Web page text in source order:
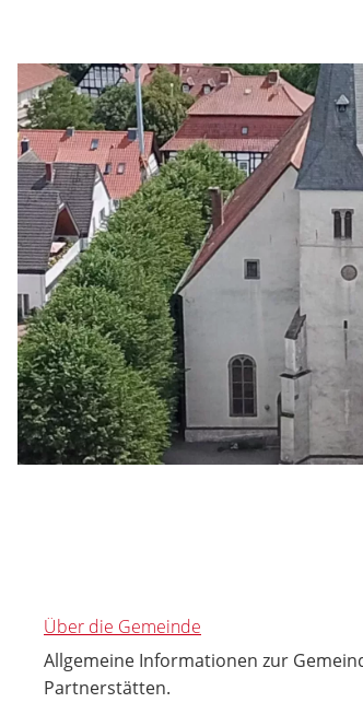
Über die Gemeinde
Allgemeine Informationen zur
Partnerstätten.